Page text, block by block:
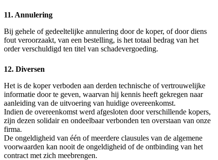
11. Annulering
Bij gehele of gedeeltelijke annulering door de koper, of door diens
fout veroorzaakt, van een bestelling, is het totaal bedrag van het
order verschuldigd ten titel van schadevergoeding.
12. Diversen
Het is de koper verboden aan derden technische of vertrouwelijke
informatie door te geven, waarvan hij kennis heeft gekregen naar
aanleiding van de uitvoering van huidige overeenkomst.
Indien de overeenkomst werd afgesloten door verschillende kopers,
zijn dezen solidair en ondeelbaar verbonden ten overstaan van onze
firma.
De ongeldigheid van één of meerdere clausules van de algemene
voorwaarden kan nooit de ongeldigheid of de ontbinding van het
contract met zich meebrengen.